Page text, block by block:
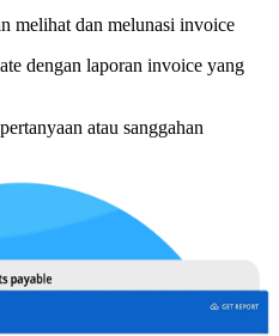
melihat dan melunasi invoice
dengan laporan invoice yang
atau sanggahan